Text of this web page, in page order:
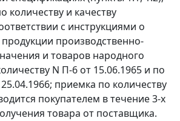
количеству и качеству
с инструкциями о
производственно-
и товаров народного
N П-6 от 15.06.1965 и по
; приемка по количеству
покупателем в течение 3-х
товара от поставщика.